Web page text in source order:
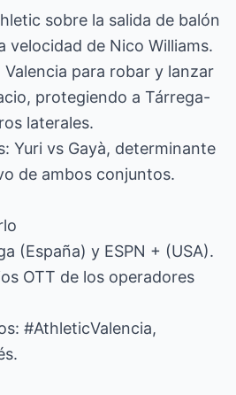
sobre la salida de balón
velocidad de Nico Williams.
para robar y lanzar
protegiendo a Tárrega-
laterales.
Yuri vs Gayà, determinante
de ambos conjuntos.
(España) y ESPN + (USA).
OTT de los operadores
#AthleticValencia,